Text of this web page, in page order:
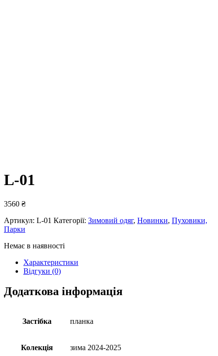
L-01
3560 ₴
Артикул: L-01 Категорії: Зимовий одяг, Новинки, Пуховики,
Парки
Немає в наявності
Характеристики
Відгуки (0)
Додаткова інформація
Застібка планка
Колекція зима 2024-2025